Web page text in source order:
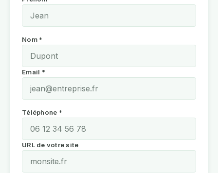
Nom *
Email *
Téléphone *
URL de votre site